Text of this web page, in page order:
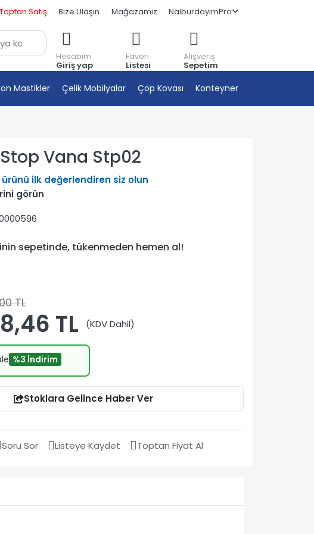
Toptan Satış Bize Ulaşın Mağazamız NalburdayımPro
Hesabım
Giriş yap
Favori
Listesi
Alışveriş
Sepetim
Mastikler Çelik Mobilyalar Çöp Kovası Konteyner
Vana Stp02
ürünü ilk değerlendiren siz olun
görün
sepetinde, tükenmeden hemen al!
TL
TL (KDV Dahil)
%3 İndirim
Stoklara Gelince Haber Ver
Soru Sor Listeye Kaydet Toptan Fiyat Al